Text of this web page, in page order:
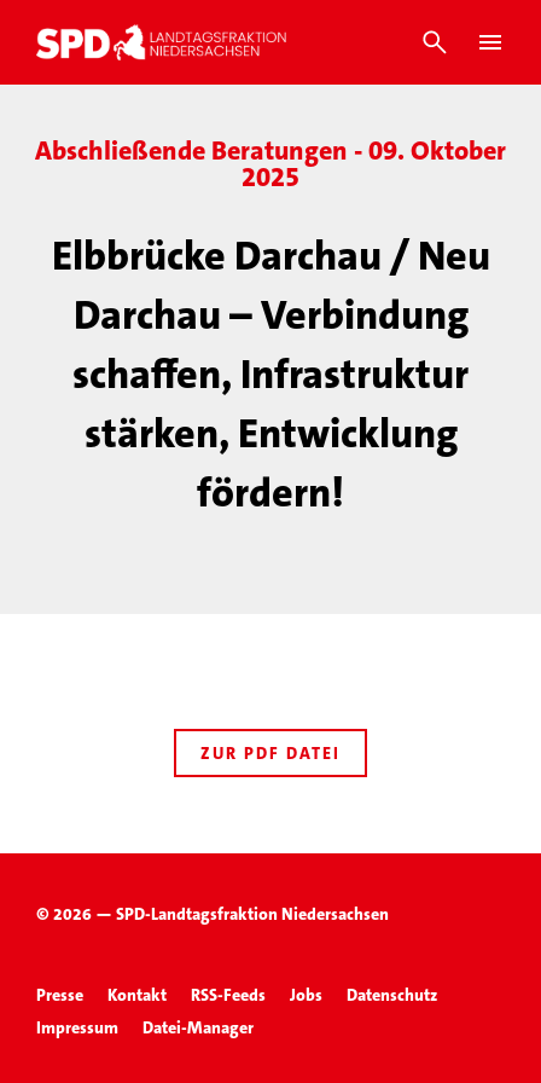
Abschließende Beratungen - 09. Oktober
2025
Elbbrücke Darchau / Neu
Darchau – Verbindung
schaffen, Infrastruktur
stärken, Entwicklung
fördern!
ZUR PDF DATEI
© 2026 — SPD-Landtagsfraktion Niedersachsen
Presse Kontakt RSS-Feeds Jobs
Datenschutz
Impressum
Datei-Manager